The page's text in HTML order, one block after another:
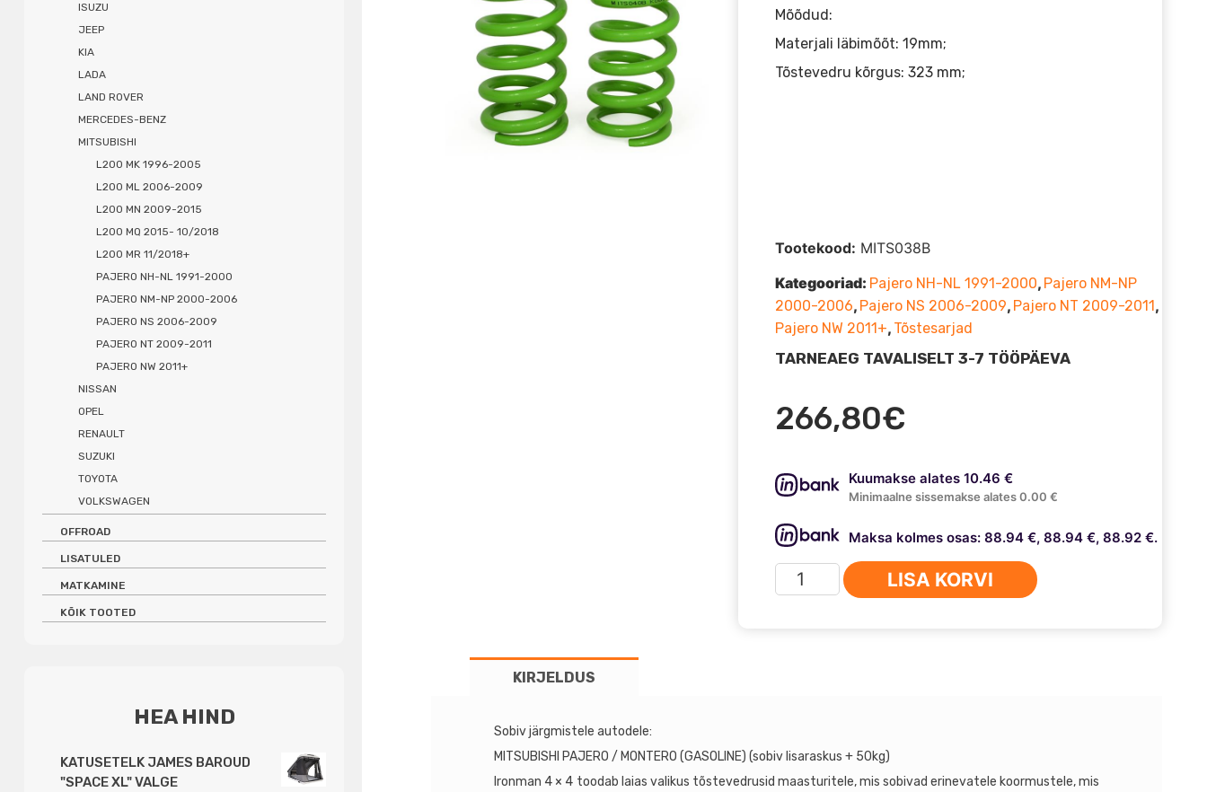
266,80€
Mõõdud:
Materjali läbimõõt: 19mm;
Tõstevedru kõrgus: 323 mm;
Kuumakse alates 10.46 €
Minimaalne sissemakse alates 0.00 €
Maksa kolmes osas: 88.94 €, 88.94 €, 88.92 €.
Ironman
4x4
LISA KORVI
Tootekood: MITS038B
Kategooriad: Pajero NH-NL 1991-2000, Pajero NM-NP
2000-2006, Pajero NS 2006-2009, Pajero NT 2009-2011 ,
Pajero NW 2011+, Tõstesarjad
TARNEAEG TAVALISELT 3-7 TÖÖPÄEVA
KIRJELDUS
Sobiv järgmistele autodele:
MITSUBISHI PAJERO / MONTERO (GASOLINE) (sobiv lisaraskus + 50kg)
Ironman 4 × 4 toodab laias valikus tõstevedrusid maasturitele, mis sobivad erinevatele koormustele, mis
ISUZU
JEEP
KIA
LADA
LAND ROVER
MERCEDES-BENZ
MITSUBISHI
L200 MK 1996-2005
L200 ML 2006-2009
L200 MN 2009-2015
L200 MQ 2015- 10/2018
L200 MR 11/2018+
PAJERO NH-NL 1991-2000
PAJERO NM-NP 2000-2006
PAJERO NS 2006-2009
PAJERO NT 2009-2011
PAJERO NW 2011+
NISSAN
OPEL
RENAULT
SUZUKI
TOYOTA
VOLKSWAGEN
OFFROAD
LISATULED
MATKAMINE
KÕIK TOOTED
HEA HIND
KATUSETELK JAMES BAROUD
"SPACE XL" VALGE